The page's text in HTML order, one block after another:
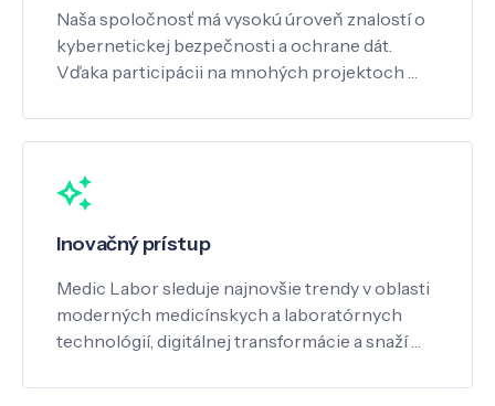
Naša spoločnosť má vysokú úroveň znalostí o
kybernetickej bezpečnosti a ochrane dát.
Vďaka participácii na mnohých projektoch …
Inovačný prístup
Medic Labor sleduje najnovšie trendy v oblasti
moderných medicínskych a laboratórnych
technológií, digitálnej transformácie a snaží …